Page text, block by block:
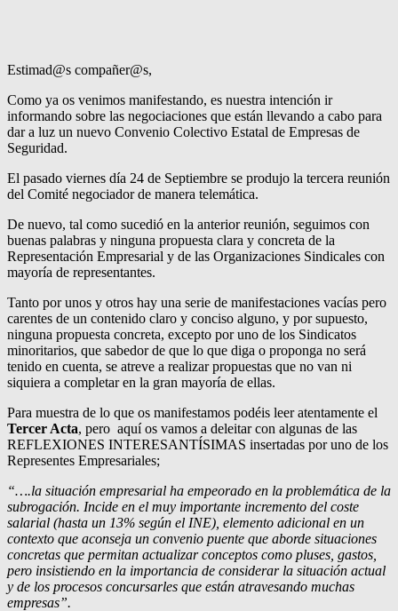
Estimad@s compañer@s,
Como ya os venimos manifestando, es nuestra intención ir
informando sobre las negociaciones que están llevando a cabo para
dar a luz un nuevo Convenio Colectivo Estatal de Empresas de
Seguridad.
El pasado viernes día 24 de Septiembre se produjo la tercera reunión
del Comité negociador de manera telemática.
De nuevo, tal como sucedió en la anterior reunión, seguimos con
buenas palabras y ninguna propuesta clara y concreta de la
Representación Empresarial y de las Organizaciones Sindicales con
mayoría de representantes.
Tanto por unos y otros hay una serie de manifestaciones vacías pero
carentes de un contenido claro y conciso alguno, y por supuesto,
ninguna propuesta concreta, excepto por uno de los Sindicatos
minoritarios, que sabedor de que lo que diga o proponga no será
tenido en cuenta, se atreve a realizar propuestas que no van ni
siquiera a completar en la gran mayoría de ellas.
Para muestra de lo que os manifestamos podéis leer atentamente el
Tercer Acta, pero aquí os vamos a deleitar con algunas de las
REFLEXIONES INTERESANTÍSIMAS insertadas por uno de los
Representes Empresariales;
“….la situación empresarial ha empeorado en la problemática de la
subrogación. Incide en el muy importante incremento del coste
salarial (hasta un 13% según el INE), elemento adicional en un
contexto que aconseja un convenio puente que aborde situaciones
concretas que permitan actualizar conceptos como pluses, gastos,
pero insistiendo en la importancia de considerar la situación actual
y de los procesos concursarles que están atravesando muchas
empresas”.